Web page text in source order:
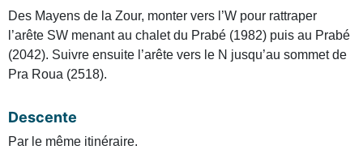
Des Mayens de la Zour, monter vers l’W pour rattraper
l’arête SW menant au chalet du Prabé (1982) puis au Prabé
(2042). Suivre ensuite l’arête vers le N jusqu’au sommet de
Pra Roua (2518).
Descente
Par le même itinéraire.